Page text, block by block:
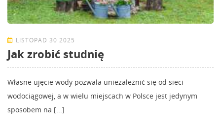
LISTOPAD 30 2025
Jak zrobić studnię
Własne ujęcie wody pozwala uniezależnić się od sieci
wodociągowej, a w wielu miejscach w Polsce jest jedynym
sposobem na [...]